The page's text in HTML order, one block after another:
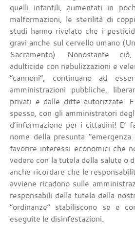
quelli infantili, aumentati in
malformazioni, le sterilità di
studi hanno rivelato che i
gravi anche sul cervello umano
Sacramento). Nonostante
adulticide con nebulizzazioni e
“cannoni”, continuano ad
amministrazioni pubbliche,
privati e dalle ditte autorizzate.
spesso, con gli amministratori
d’informazione per i cittadini! E’
nome della presunta “emergenza
favorire interessi economici che
vedere con la tutela della salute o
anche ricordare che le
avviene ricadono sulle
responsabili della tutela della
“ordinanze” stabiliscono se e
eseguite le disinfestazioni.